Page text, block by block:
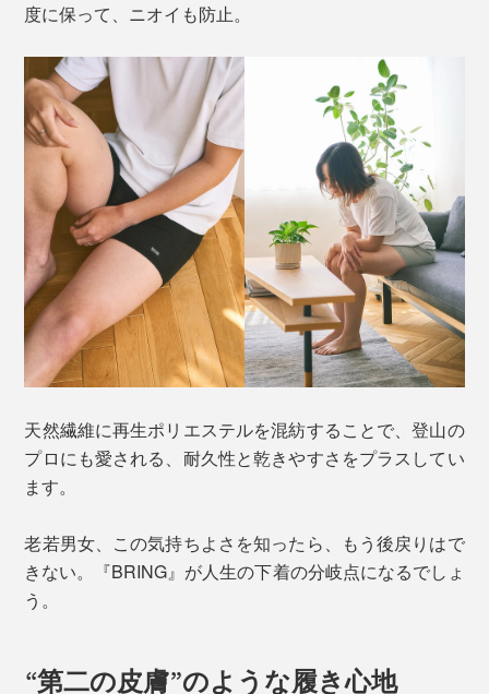
度に保って、ニオイも防止。
天然繊維に再生ポリエステルを混紡することで、登山の
プロにも愛される、耐久性と乾きやすさをプラスしてい
ます。
老若男女、この気持ちよさを知ったら、もう後戻りはで
きない。『BRING』が人生の下着の分岐点になるでしょ
う。
“第二の皮膚”のような履き心地